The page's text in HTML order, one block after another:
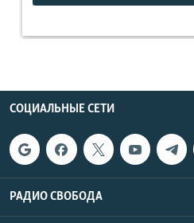
СОЦИАЛЬНЫЕ СЕТИ
РАДИО СВОБОДА